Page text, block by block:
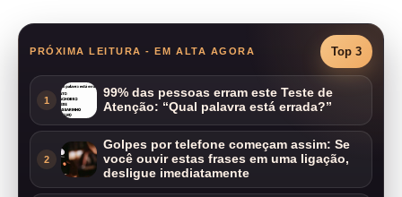
PRÓXIMA LEITURA - EM ALTA AGORA Top 3
1
99% das pessoas erram este Teste de
Atenção: “Qual palavra está errada?”
2
Golpes por telefone começam assim: Se
você ouvir estas frases em uma ligação,
desligue imediatamente